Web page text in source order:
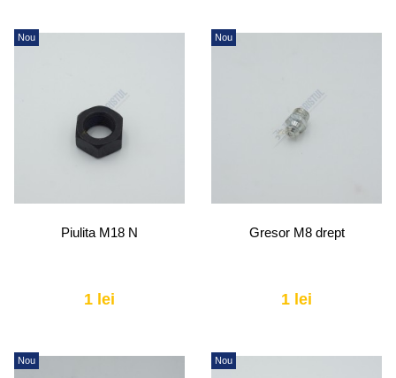
Nou
Piulita M18 N
1 lei
Nou
Gresor M8 drept
1 lei
Nou Nou